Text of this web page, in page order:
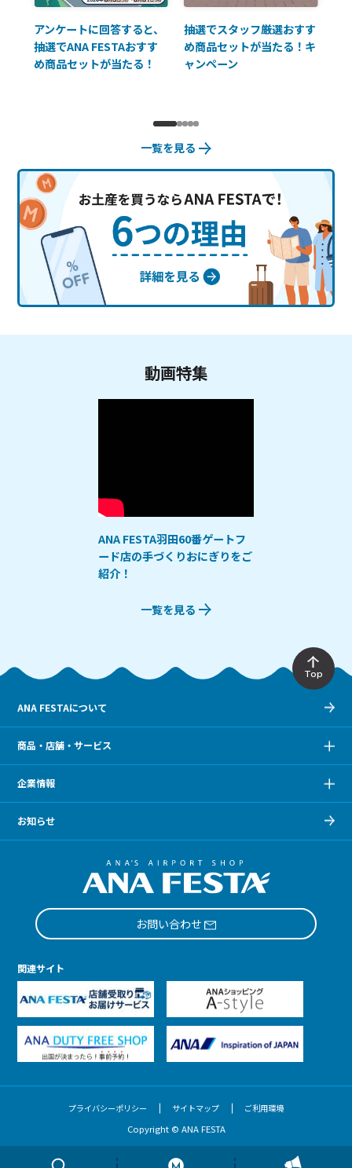
アンケートに回答すると、
抽選でANA FESTAおすす
め商品セットが当たる！
抽選でスタッフ厳選おすす
め商品セットが当たる！キ
ャンペーン
一覧を見る
動画特集
ANA FESTA羽田60番ゲートフ
ード店の手づくりおにぎりをご
紹介！
一覧を見る
Top
ANA FESTAについて
商品・店舗・サービス
企業情報
お知らせ
お問い合わせ
関連サイト
プライバシーポリシー サイトマップ ご利用環境
Copyright © ANA FESTA